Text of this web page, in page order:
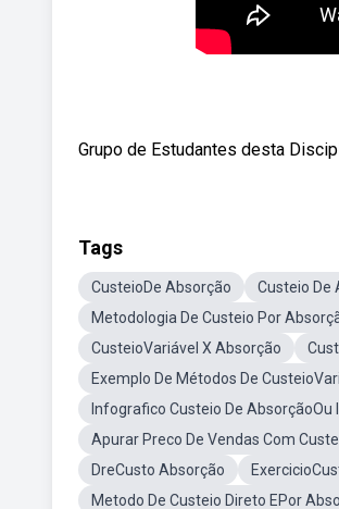
Grupo de Estudantes desta
Tags
CusteioDe Absorção Custeio De
Metodologia De Custeio Por
CusteioVariável X Absorção
Exemplo De Métodos De
Infografico Custeio De AbsorçãoOu
Apurar Preco De Vendas Com
DreCusto Absorção
Metodo De Custeio Direto EPor